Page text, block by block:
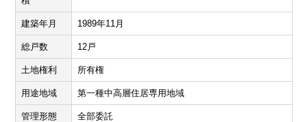
建築年月 1989年11月
総戸数 12戸
土地権利 所有権
用途地域 第一種中高層住居専用地域
管理形態 全部委託